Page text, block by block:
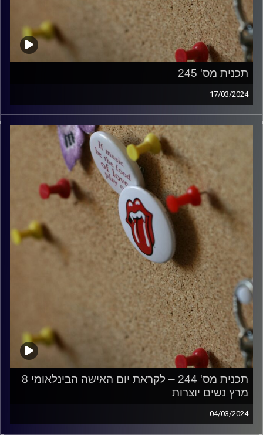
תכנית מס' 245
17/03/2024
קלאסיקות רוק עם אורן הוף
קרדיט תמונות: włodi
תכנית מס' 244 – לקראת יום האישה הבינלאומי 8
מרץ נשים יוצרות
04/03/2024
קלאסיקות רוק עם אורן הוף